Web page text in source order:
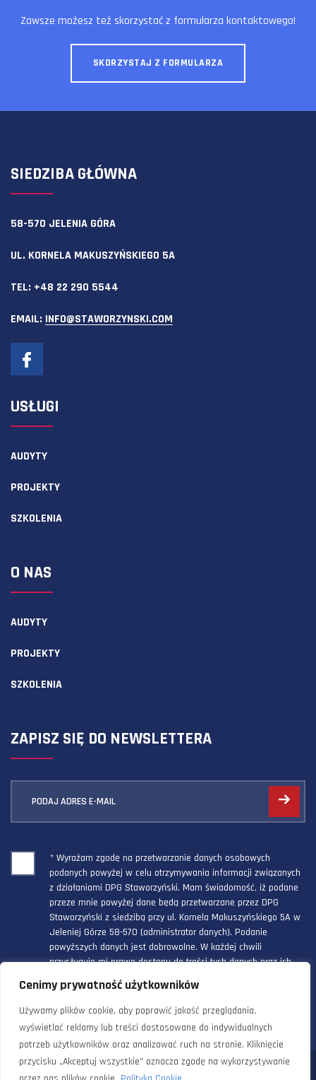
Cenimy prywatność użytkowników
Używamy plików cookie, aby poprawić jakość przeglądania,
wyświetlać reklamy lub treści dostosowane do indywidualnych
potrzeb użytkowników oraz analizować ruch na stronie. Kliknięcie
przycisku „Akceptuj wszystkie” oznacza zgodę na wykorzystywanie
Zawsze możesz też skorzystać z formularza kontaktowego!
SKORZYSTAJ Z FORMULARZA
SIEDZIBA GŁÓWNA
58-570 JELENIA GÓRA
UL. KORNELA MAKUSZYŃSKIEGO 5A
TEL: +48 22 290 5544
EMAIL: INFO@STAWORZYNSKI.COM
USŁUGI
AUDYTY
PROJEKTY
SZKOLENIA
O NAS
AUDYTY
PROJEKTY
SZKOLENIA
ZAPISZ SIĘ DO NEWSLETTERA
PODAJ ADRES E-MAIL
* Wyrażam zgodę na przetwarzanie danych osobowych
podanych powyżej w celu otrzymywania informacji związanych
z działaniami DPG Staworzyński. Mam świadomość, iż podane
przeze mnie powyżej dane będą przetwarzane przez DPG
Staworzyński z siedzibą przy ul. Kornela Makuszyńskiego 5A w
Jeleniej Górze 58-570 (administrator danych). Podanie
powyższych danych jest dobrowolne. W każdej chwili
przysługuje mi prawo dostępu do treści tych danych oraz ich
poprawienia, a powyższa zgoda może być odwołana w każdym
czasie.
© 2024 Doradztwo Przemysłowo Gospodarcze Staworzyński. Wszelkie